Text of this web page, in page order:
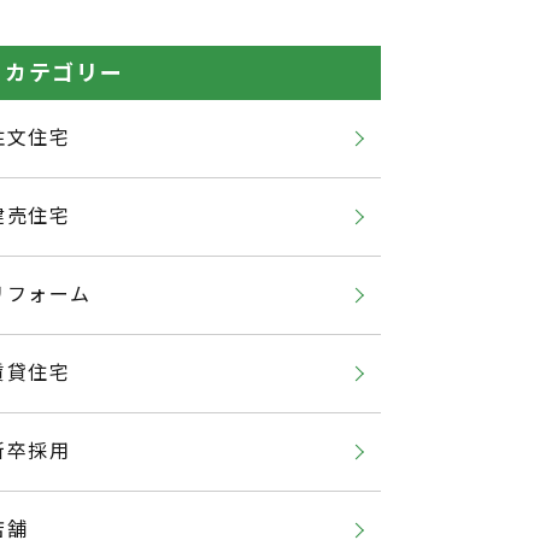
カテゴリー
文住宅
売住宅
フォーム
貸住宅
卒採用
舗